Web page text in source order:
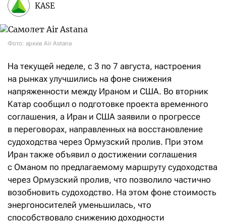
KASE
Фото: архив Air Astana
На текущей неделе, с 3 по 7 августа, настроения
на рынках улучшились на фоне снижения
напряженности между Ираном и США. Во вторник
Катар сообщил о подготовке проекта временного
соглашения, а Иран и США заявили о прогрессе
в переговорах, направленных на восстановление
судоходства через Ормузский пролив. При этом
Иран также объявил о достижении соглашения
с Оманом по предлагаемому маршруту судоходства
через Ормузский пролив, что позволило частично
возобновить судоходство. На этом фоне стоимость
энергоносителей уменьшилась, что
способствовало снижению доходности